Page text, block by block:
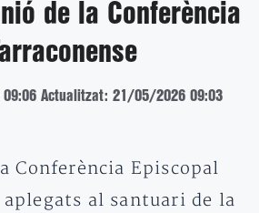
de la Conferència
Actualitzat: 21/05/2026 09:03
Conferència Episcopal
aplegats al santuari de la